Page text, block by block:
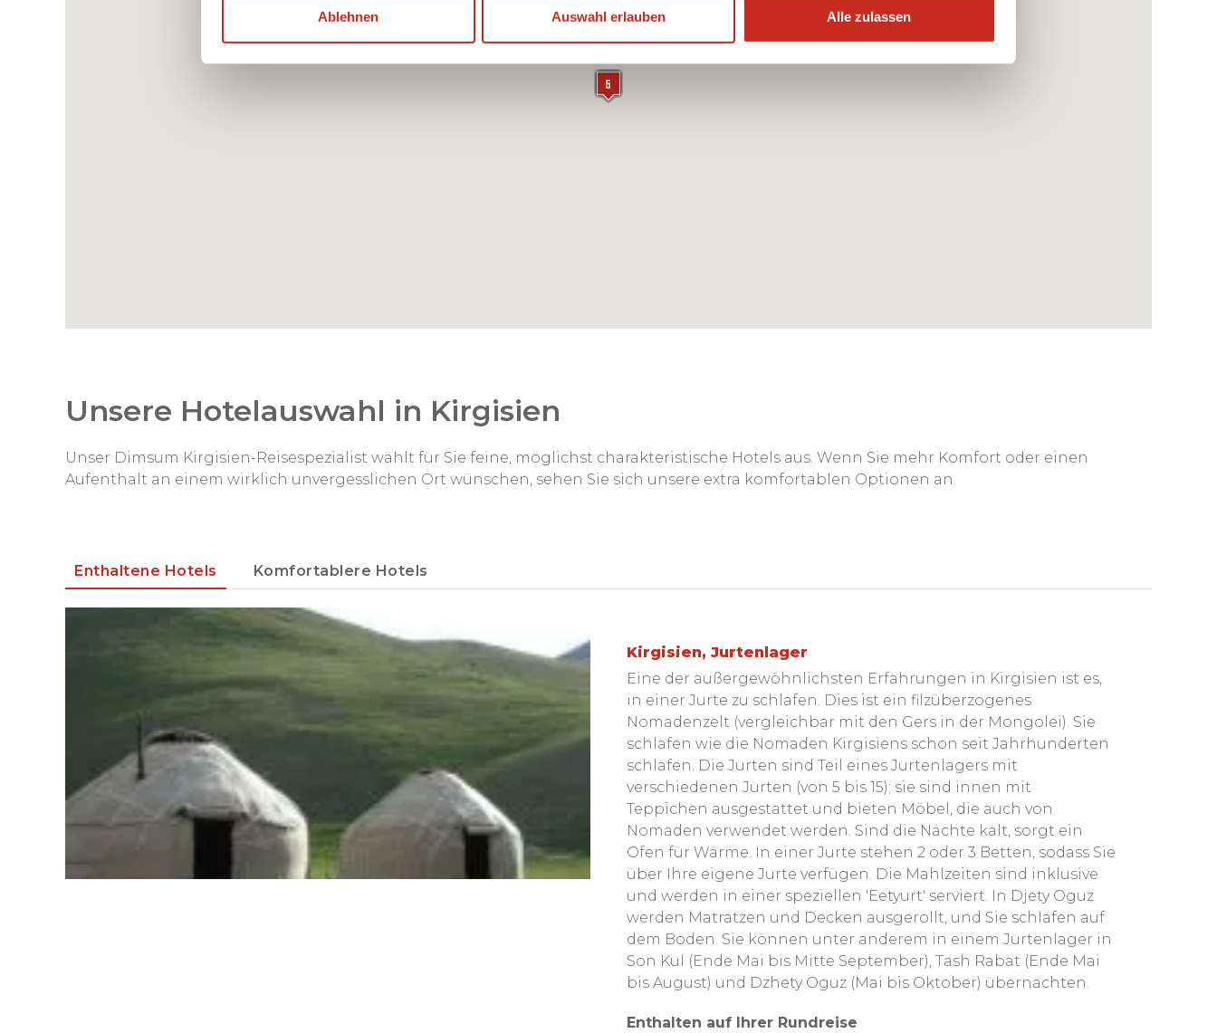
Ablehnen Auswahl erlauben Alle zulassen
Unsere Hotelauswahl in Kirgisien
Unser Dimsum Kirgisien-Reisespezialist wählt für Sie feine, möglichst charakteristische Hotels aus. Wenn Sie mehr Komfort oder einen
Aufenthalt an einem wirklich unvergesslichen Ort wünschen, sehen Sie sich unsere extra komfortablen Optionen an.
Enthaltene Hotels Komfortablere Hotels
Kirgisien, Jurtenlager
Eine der außergewöhnlichsten Erfahrungen in Kirgisien ist es,
in einer Jurte zu schlafen. Dies ist ein filzüberzogenes
Nomadenzelt (vergleichbar mit den Gers in der Mongolei). Sie
schlafen wie die Nomaden Kirgisiens schon seit Jahrhunderten
schlafen. Die Jurten sind Teil eines Jurtenlagers mit
verschiedenen Jurten (von 5 bis 15); sie sind innen mit
Teppichen ausgestattet und bieten Möbel, die auch von
Nomaden verwendet werden. Sind die Nächte kalt, sorgt ein
Ofen für Wärme. In einer Jurte stehen 2 oder 3 Betten, sodass Sie
über Ihre eigene Jurte verfügen. Die Mahlzeiten sind inklusive
und werden in einer speziellen 'Eetyurt' serviert. In Djety Oguz
werden Matratzen und Decken ausgerollt, und Sie schlafen auf
dem Boden. Sie können unter anderem in einem Jurtenlager in
Son Kul (Ende Mai bis Mitte September), Tash Rabat (Ende Mai
bis August) und Dzhety Oguz (Mai bis Oktober) übernachten.
Enthalten auf Ihrer Rundreise